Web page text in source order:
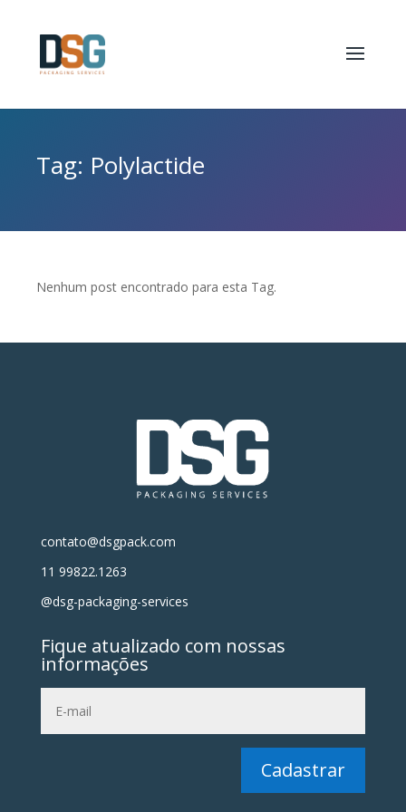
Tag: Polylactide
Nenhum post encontrado para esta Tag.
contato@dsgpack.com
11 99822.1263
@dsg-packaging-services
Fique atualizado com nossas
informações
Cadastrar